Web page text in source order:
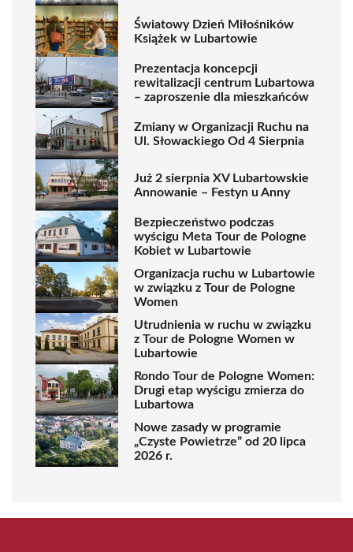
Światowy Dzień Miłośników
Książek w Lubartowie
Prezentacja koncepcji
rewitalizacji centrum Lubartowa
– zaproszenie dla mieszkańców
Zmiany w Organizacji Ruchu na
Ul. Słowackiego Od 4 Sierpnia
Już 2 sierpnia XV Lubartowskie
Annowanie – Festyn u Anny
Bezpieczeństwo podczas
wyścigu Meta Tour de Pologne
Kobiet w Lubartowie
Organizacja ruchu w Lubartowie
w związku z Tour de Pologne
Women
Utrudnienia w ruchu w związku
z Tour de Pologne Women w
Lubartowie
Rondo Tour de Pologne Women:
Drugi etap wyścigu zmierza do
Lubartowa
Nowe zasady w programie
„Czyste Powietrze” od 20 lipca
2026 r.